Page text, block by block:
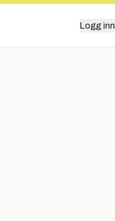
Logg inn